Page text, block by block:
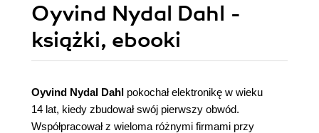
Oyvind Nydal Dahl -
książki, ebooki
Oyvind Nydal Dahl pokochał elektronikę w wieku
14 lat, kiedy zbudował swój pierwszy obwód.
Współpracował z wieloma różnymi firmami przy